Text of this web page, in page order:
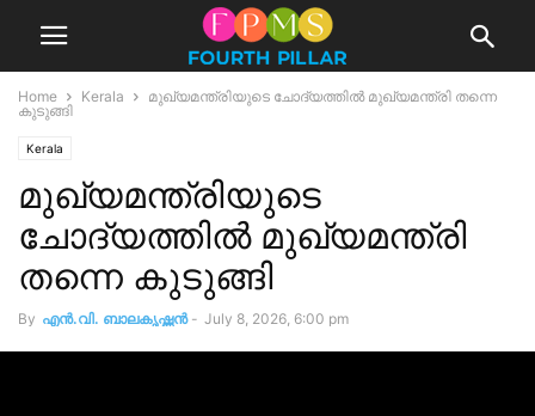
Home Kerala
മുഖ്യമന്ത്രിയുടെ ചോദ്യത്തിൽ മുഖ്യമന്ത്രി തന്നെ
കുടുങ്ങി
Kerala
മുഖ്യമന്ത്രിയുടെ
ചോദ്യത്തിൽ മുഖ്യമന്ത്രി
തന്നെ കുടുങ്ങി
By എൻ.വി. ബാലകൃഷ്ണൻ - July 8, 2026, 6:00 pm